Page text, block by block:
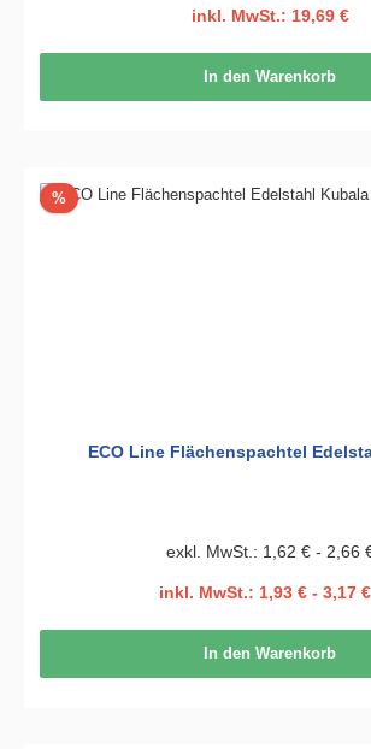
inkl. MwSt.: 19,69 €
In den Warenkorb
%Rabatt
ECO Line Flächenspachtel
exkl. MwSt.: 1,62 € - 2,66
inkl. MwSt.: 1,93 € - 3,17
In den Warenkorb